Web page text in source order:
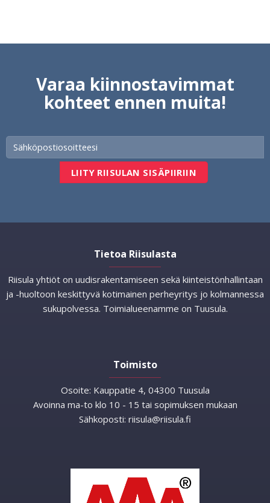
Varaa kiinnostavimmat
kohteet ennen muita!
Tietoa Riisulasta
Riisula yhtiöt on uudisrakentamiseen sekä kiinteistönhallintaan
ja -huoltoon keskittyvä kotimainen perheyritys jo kolmannessa
sukupolvessa. Toimialueenamme on Tuusula.
Toimisto
Osoite: Kauppatie 4, 04300 Tuusula
Avoinna ma-to klo 10 - 15 tai sopimuksen mukaan
Sähkoposti: riisula@riisula.fi